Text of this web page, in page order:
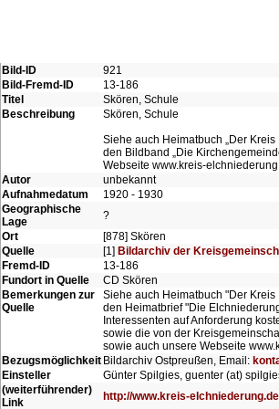
Bild-ID
921
Bild-Fremd-ID
13-186
Titel
Skören, Schule
Beschreibung
Skören, Schule
Siehe auch Heimatbuch „Der
den Bildband „Die
Webseite www.kreis-
Autor
unbekannt
Aufnahmedatum
1920 - 1930
Geographische
Lage
?
Ort
[878] Skören
Quelle
[1] Bildarchiv der
Fremd-ID
13-186
Fundort in Quelle
CD Skören
Bemerkungen zur
Quelle
Siehe auch Heimatbuch "Der
den Heimatbrief "Die
Interessenten auf Anforderung
sowie die von der
sowie auch unsere Webseite
Bezugsmöglichkeit Bildarchiv Ostpreußen, Email:
Einsteller
Günter Spilgies, guenter (at)
(weiterführender)
Link
http://www.kreis-elchniederung.de